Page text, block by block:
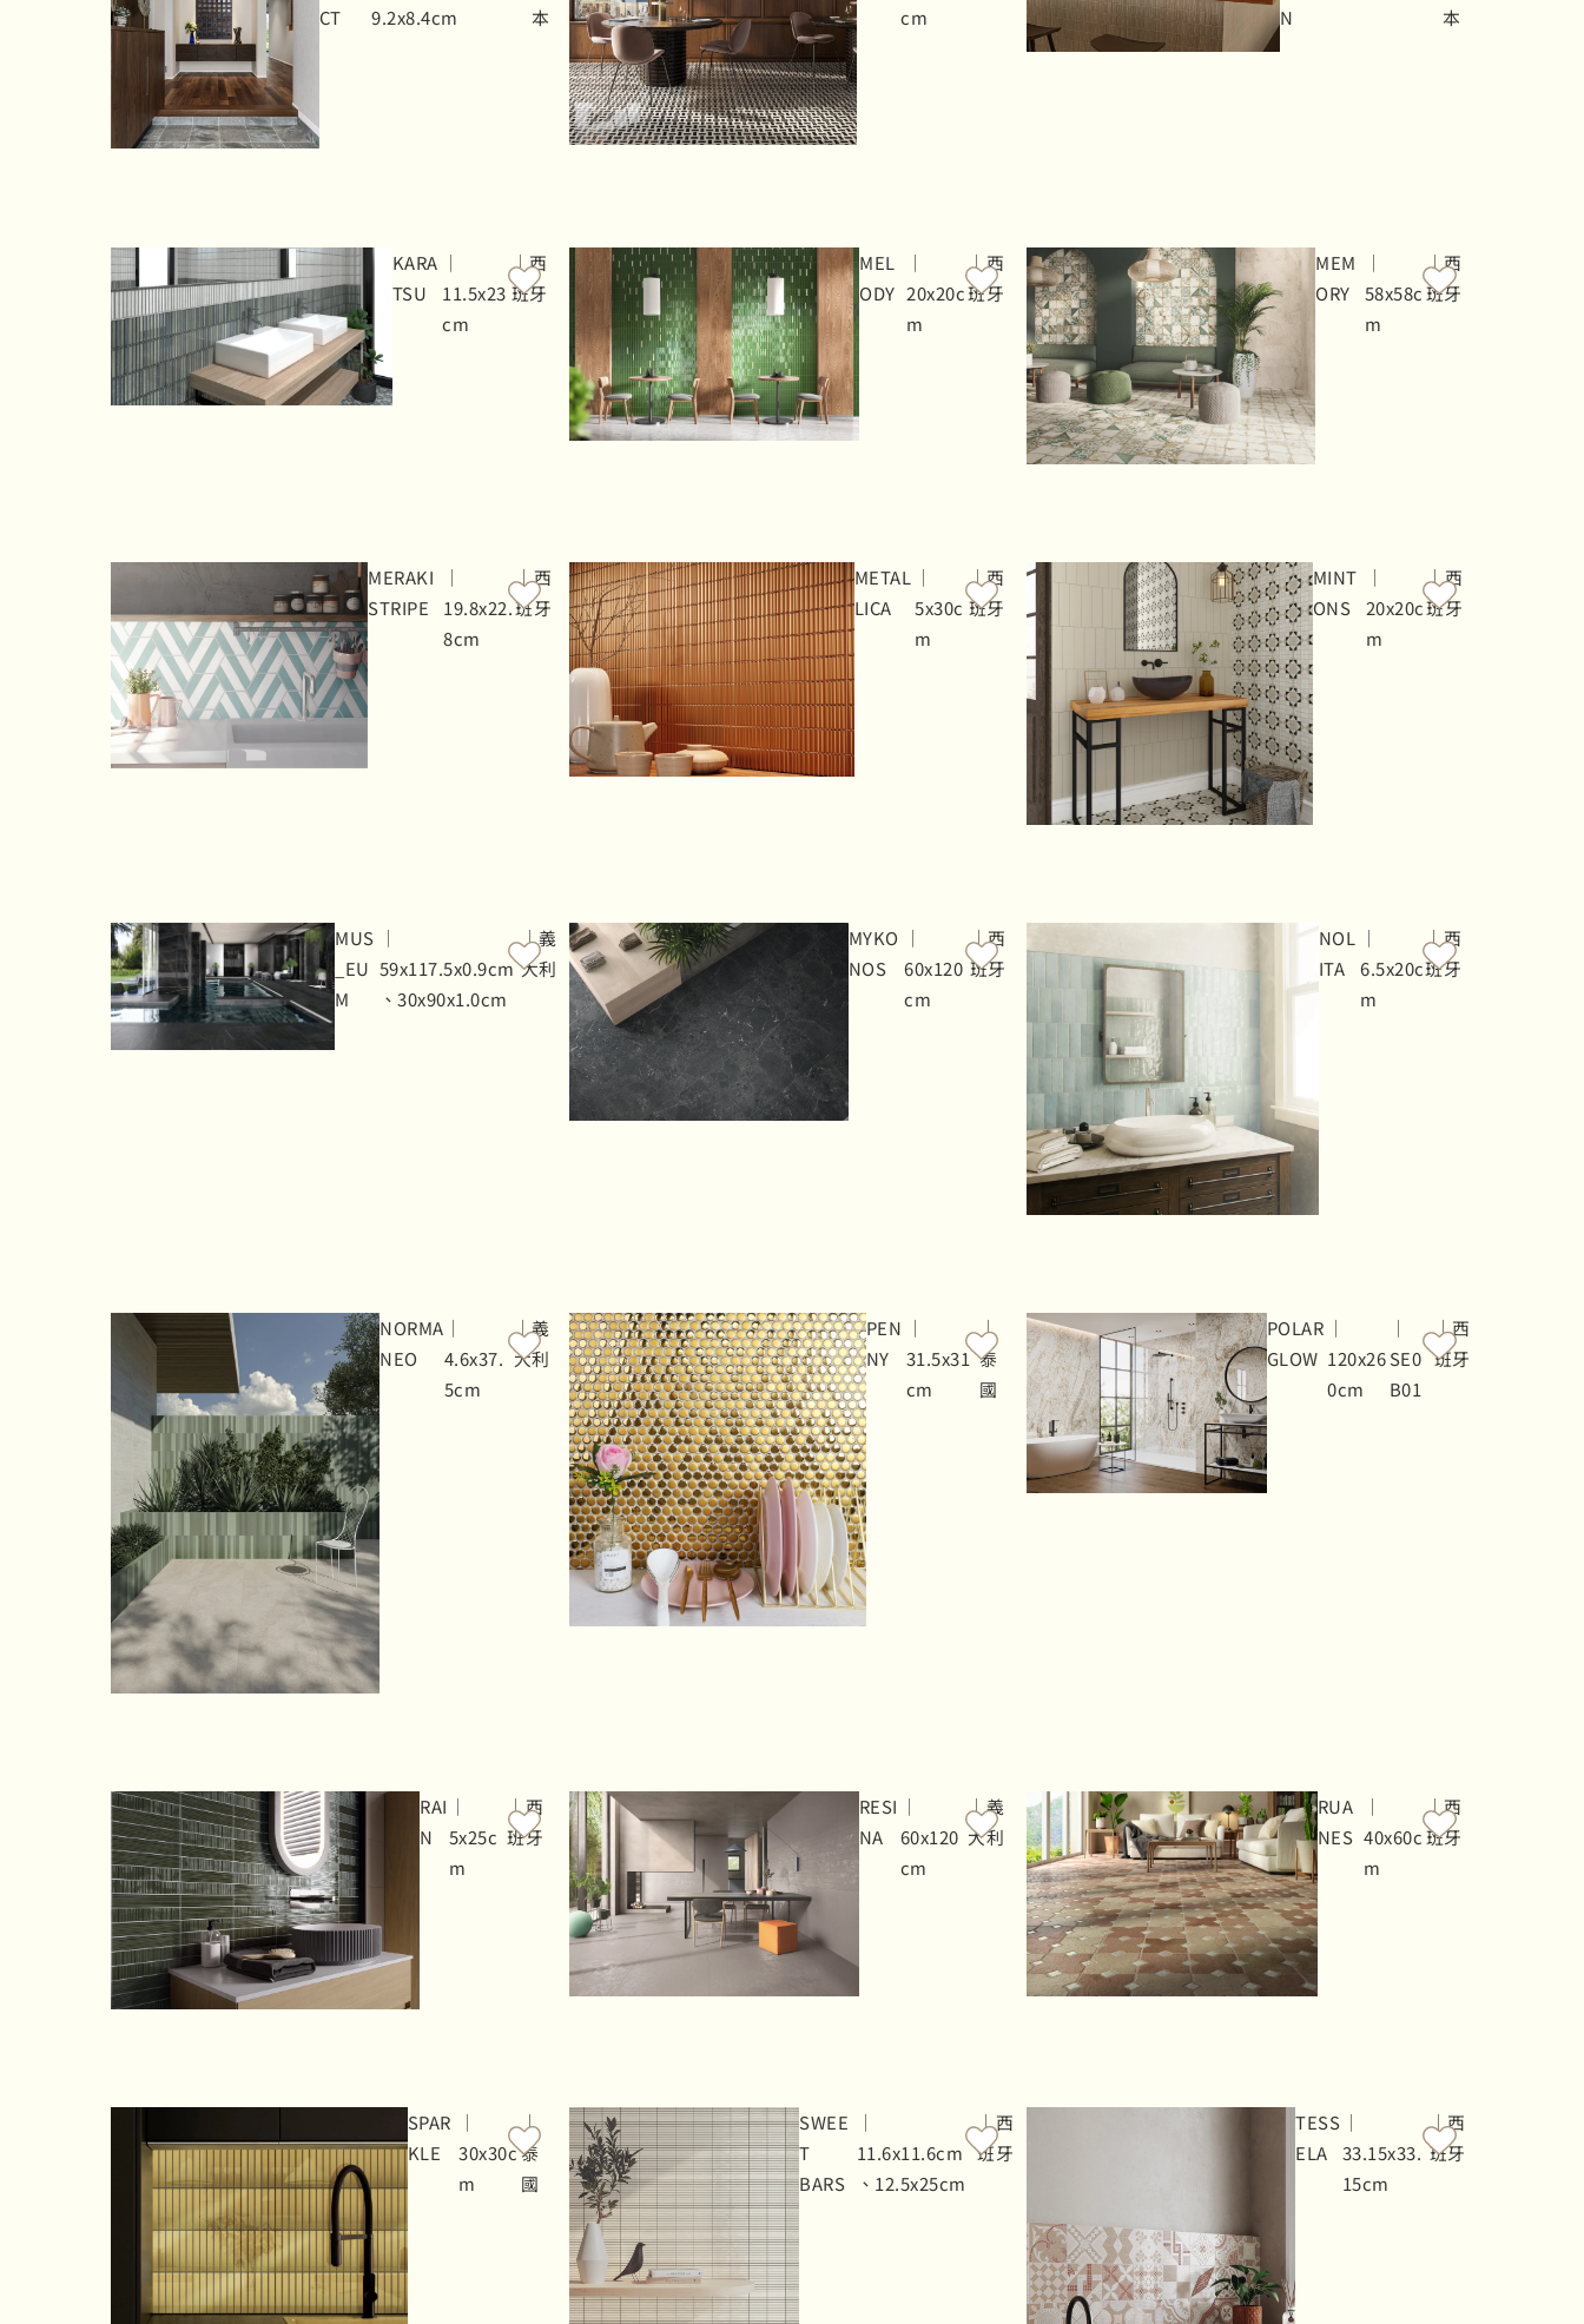
CT
9.2x8.4cm
本
cm
N
本
KARA
TSU
｜
11.5x23
cm
｜西
班牙
MEL
ODY
｜
20x20c
m
｜西
班牙
MEM
ORY
｜
58x58c
m
｜西
班牙
MERAKI
STRIPE
｜
19.8x22.
8cm
｜西
班牙
METAL
LICA
｜
5x30c
m
｜西
班牙
MINT
ONS
｜
20x20c
m
｜西
班牙
MUS
_EU
M
｜
59x117.5x0.9cm
、30x90x1.0cm
｜義
大利
MYKO
NOS
｜
60x120
cm
｜西
班牙
NOL
ITA
｜
6.5x20c
m
｜西
班牙
NORMA
NEO
｜
4.6x37.
5cm
｜義
大利
PEN
NY
｜
31.5x31
cm
｜
泰
國
POLAR
GLOW
｜
120x26
0cm
｜
SE0
B01
｜西
班牙
RAI
N
｜
5x25c
m
｜西
班牙
RESI
NA
｜
60x120
cm
｜義
大利
RUA
NES
｜
40x60c
m
｜西
班牙
SPAR
KLE
｜
30x30c
m
｜
泰
國
SWEE
T
BARS
｜
11.6x11.6cm
、12.5x25cm
｜西
班牙
TESS
ELA
｜
33.15x33.
15cm
｜西
班牙